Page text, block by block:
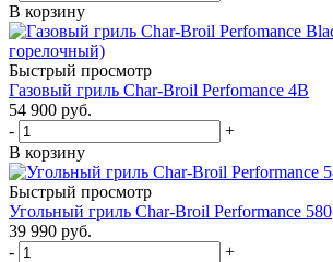
В корзину
Быстрый просмотр
Газовый гриль Char-Broil Perfomance 4B
54 900 руб.
-
+
В корзину
Быстрый просмотр
Угольный гриль Char-Broil Performance 580
39 990 руб.
-
+